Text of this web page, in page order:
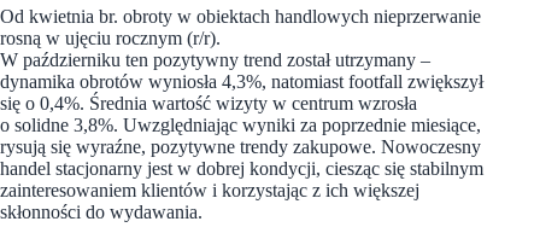
Od kwietnia br. obroty w obiektach handlowych nieprzerwanie
rosną w ujęciu rocznym (r/r).
W październiku ten pozytywny trend został utrzymany –
dynamika obrotów wyniosła 4,3%, natomiast footfall zwiększył
się o 0,4%. Średnia wartość wizyty w centrum wzrosła
o solidne 3,8%. Uwzględniając wyniki za poprzednie miesiące,
rysują się wyraźne, pozytywne trendy zakupowe. Nowoczesny
handel stacjonarny jest w dobrej kondycji, ciesząc się stabilnym
zainteresowaniem klientów i korzystając z ich większej
skłonności do wydawania.